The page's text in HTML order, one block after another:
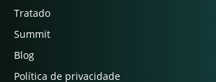
Tratado
Summit
Blog
Política de privacidade